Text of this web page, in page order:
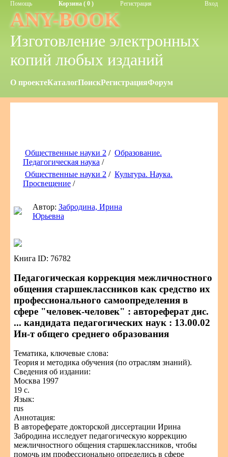
Помощь Корзина ( 0 ) Регистрация Вход
ANY-BOOK
Изготовление электронных
копий любых изданий
О проектеКаталогПоискРегистрацияФорум
Общественные науки 2 / Образование.
Педагогическая наука /
Общественные науки 2 / Культура. Наука.
Просвещение /
Автор: Забродина, Ирина
Юрьевна
Книга ID: 76782
Педагогическая коррекция межличностного
общения старшеклассников как средство их
профессионального самоопределения в
сфере "человек-человек" : автореферат дис.
... кандидата педагогических наук : 13.00.02
Ин-т общего среднего образования
Тематика, ключевые слова:
Теория и методика обучения (по отраслям знаний).
Сведения об издании:
Москва 1997
19 с.
Язык:
rus
Аннотация:
В автореферате докторской диссертации Ирина
Забродина исследует педагогическую коррекцию
межличностного общения старшеклассников, чтобы
помочь им профессионально определись в сфере